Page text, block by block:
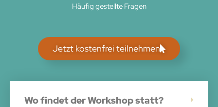
Häufig gestellte Fragen
Jetzt kostenfrei teilnehmen
Wo findet der Workshop statt?